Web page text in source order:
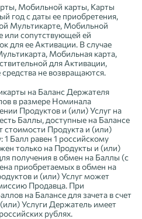
Мобильной карты, Карты
год с даты ее приобретения,
Мультикарте, Мобильной
или сопутствующей ей
для ее Активации. В случае
Мобильная карта,
для Активации,
не возвращаются.
на Баланс Держателя
в размере Номинала
Продуктов и (или) Услуг на
Баллы, доступные на Балансе
стоимости Продукта и (или)
1 Балл равен 1 российскому
только на Продукты и (или)
получения в обмен на Баллы (с
приобретаемых в обмен на
и (или) Услуг может
Продавца. При
на Балансе для зачета в счет
Услуги Держатель имеет
рублях.